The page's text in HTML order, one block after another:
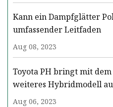
Kann ein Dampfglätter
umfassender Leitfaden
Aug 08, 2023
Toyota PH bringt mit dem
weiteres Hybridmodell
Aug 06, 2023